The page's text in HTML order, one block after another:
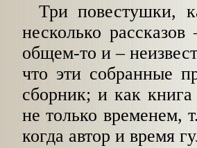
Три повестушки,
несколь­ко
общем-то и –
что эти собранные
сборник; и как
не только временем,
когда автор и время